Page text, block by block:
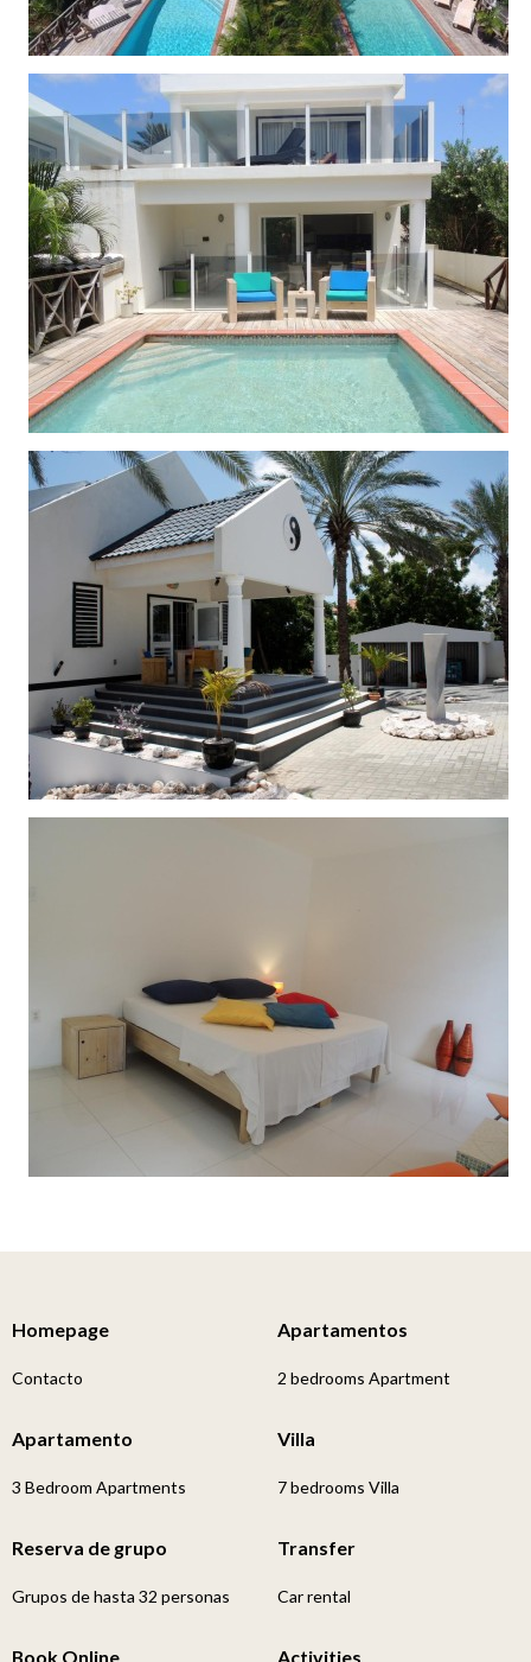
Homepage
Contacto
Apartamentos
2 bedrooms Apartment
Apartamento
3 Bedroom Apartments
Villa
7 bedrooms Villa
Reserva de grupo
Grupos de hasta 32 personas
Transfer
Car rental
Book Online Activities